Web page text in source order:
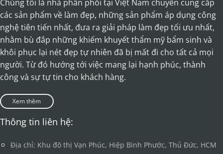
Chúng tôi là nhà phân phối tại Việt Nam chuyên cung cấp
các sản phẩm về làm đẹp, những sản phẩm áp dụng công
nghệ tiên tiến nhất, đưa ra giải pháp làm đẹp tối ưu nhất,
nhằm bù đắp những khiếm khuyết thẩm mỹ bẩm sinh và
khôi phục lại nét đẹp tự nhiên đã bị mất đi cho tất cả mọi
người. Từ đó hướng tới việc mang lại hạnh phúc, thành
công và sự tự tin cho khách hàng.
Xem thêm
Thông tin liên hệ:
Địa chỉ: Khu đô thị Vạn Phúc, Hiệp Bình Phước, Thủ Đức, HCM